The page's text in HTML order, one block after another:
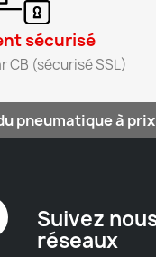
sécurisé​
CB (sécurisé SSL)​
pneumatique à
Suivez
réseaux